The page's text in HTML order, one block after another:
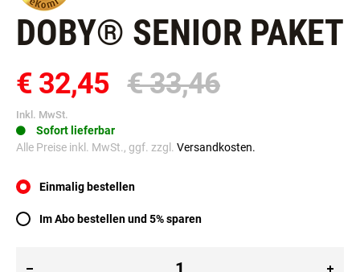
DOBY® SENIOR PAKET
€ 32,45 € 33,46
Inkl. MwSt.
Sofort lieferbar
Alle Preise inkl. MwSt., ggf. zzgl. Versandkosten.
Einmalig bestellen
Im Abo bestellen und 5% sparen